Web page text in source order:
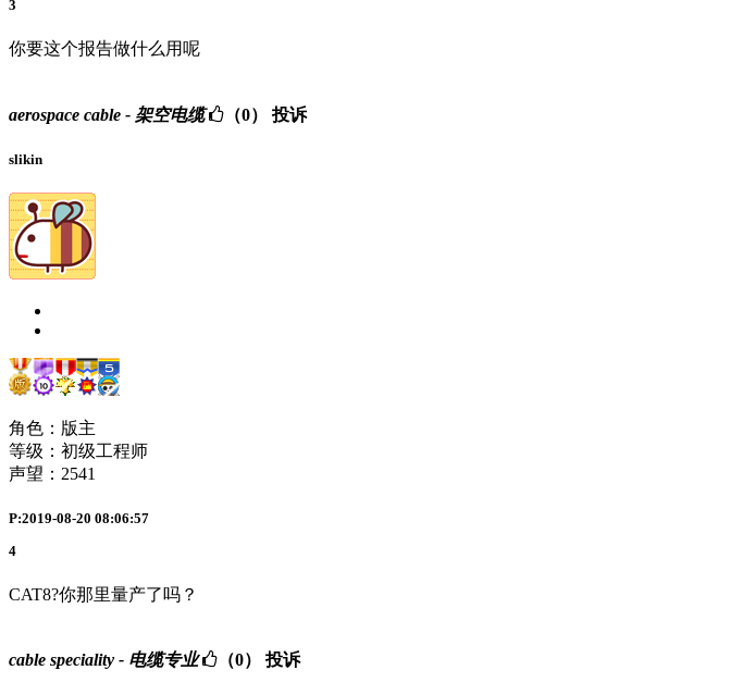
3
你要这个报告做什么用呢
aerospace cable - 架空电缆 （0） 投诉
slikin
角色：版主
等级：初级工程师
声望： 2541
P:2019-08-20 08:06:57
4
CAT8?你那里量产了吗？
cable speciality - 电缆专业 （0） 投诉